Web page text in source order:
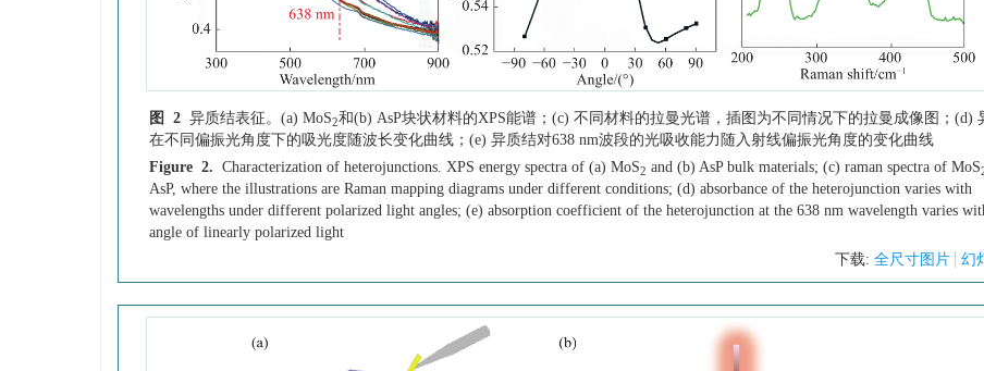
图 2 异质结表征。(a) MoS2和(b) AsP块状材料的XPS能谱；(c) 不同材料的拉曼光谱，插图为不同情况下的拉曼成像图；(d)
在不同偏振光角度下的吸光度随波长变化曲线；(e) 异质结对638 nm波段的光吸收能力随入射线偏振光角度的变化曲线
Figure 2. Characterization of heterojunctions. XPS energy spectra of (a) MoS2 and (b) AsP bulk materials; (c) raman spectra of MoS
AsP, where the illustrations are Raman mapping diagrams under different conditions; (d) absorbance of the heterojunction varies with
wavelengths under different polarized light angles; (e) absorption coefficient of the heterojunction at the 638 nm wavelength varies
angle of linearly polarized light
下载: 全尺寸图片 幻